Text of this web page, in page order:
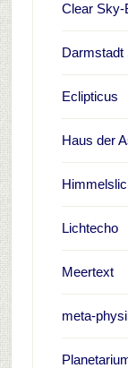
Clear Sky-
Darmstadt
Eclipticus
Haus der
Lichtecho
Meertext
meta-